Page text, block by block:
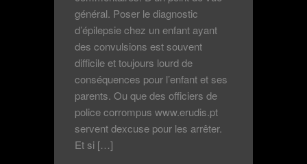
général. Poser le diagnostic
d’épilepsie chez un enfant ayant
des convulsions est souvent
difficile et toujours lourd de
conséquences pour l’enfant et ses
parents. Ou que des officiers de
police corrompus www.erudis.pt
servent dexcuse pour les arrêter.
Et si […]